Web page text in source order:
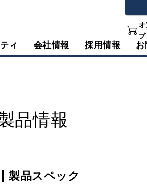
オ
プ
ィ 会社情報 採用情報 お
品情報
製品スペック